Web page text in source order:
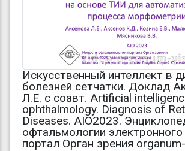
Искусственный интеллект в
болезней сетчатки. Доклад
Л.Е. с соавт. Artificial
ophthalmology. Diagnosis of
Diseases. AIO2023.
офтальмологии
портал Орган зрения